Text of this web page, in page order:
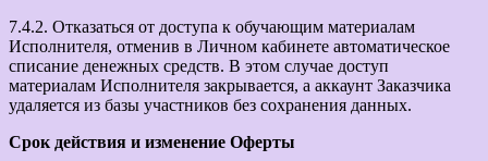
7.4.2. Отказаться от доступа к обучающим материалам
Исполнителя, отменив в Личном кабинете автоматическое
списание денежных средств. В этом случае доступ
материалам Исполнителя закрывается, а аккаунт Заказчика
удаляется из базы участников без сохранения данных.
Срок действия и изменение Оферты